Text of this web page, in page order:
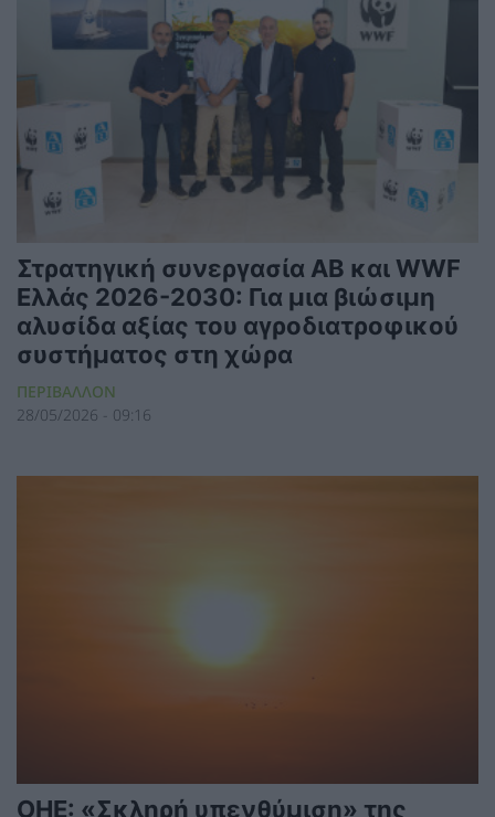
Στρατηγική συνεργασία AB και WWF
Ελλάς 2026-2030: Για μια βιώσιμη
αλυσίδα αξίας του αγροδιατροφικού
συστήματος στη χώρα
ΠΕΡΙΒΑΛΛΟΝ
28/05/2026 - 09:16
ΟΗΕ: «Σκληρή υπενθύμιση» της